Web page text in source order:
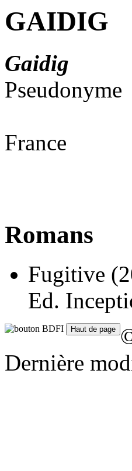
GAIDIG
Gaidig
Pseudonyme
France
Romans
Fugitive
Ed.
Dernière